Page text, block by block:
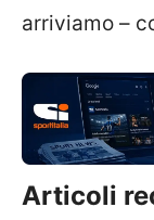
arriviamo –
Articoli